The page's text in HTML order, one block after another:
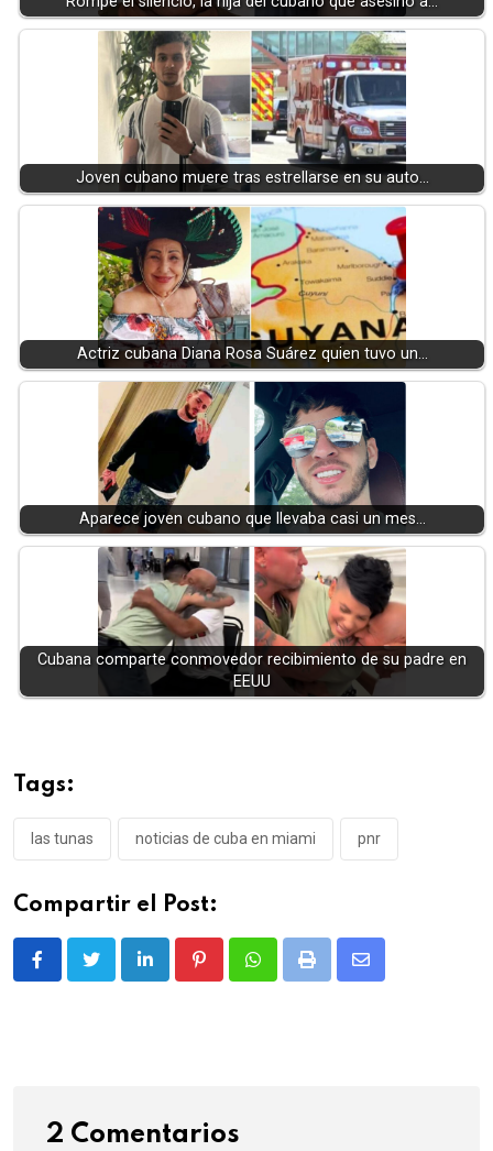
Joven cubano muere tras estrellarse en su auto…
Actriz cubana Diana Rosa Suárez quien tuvo un…
Aparece joven cubano que llevaba casi un mes…
Cubana comparte conmovedor recibimiento de su padre en
EEUU
Tags:
las tunas noticias de cuba en miami pnr
Compartir el Post:
LinkedIn PinterestWhatsappPrint
Share
2 Comentarios